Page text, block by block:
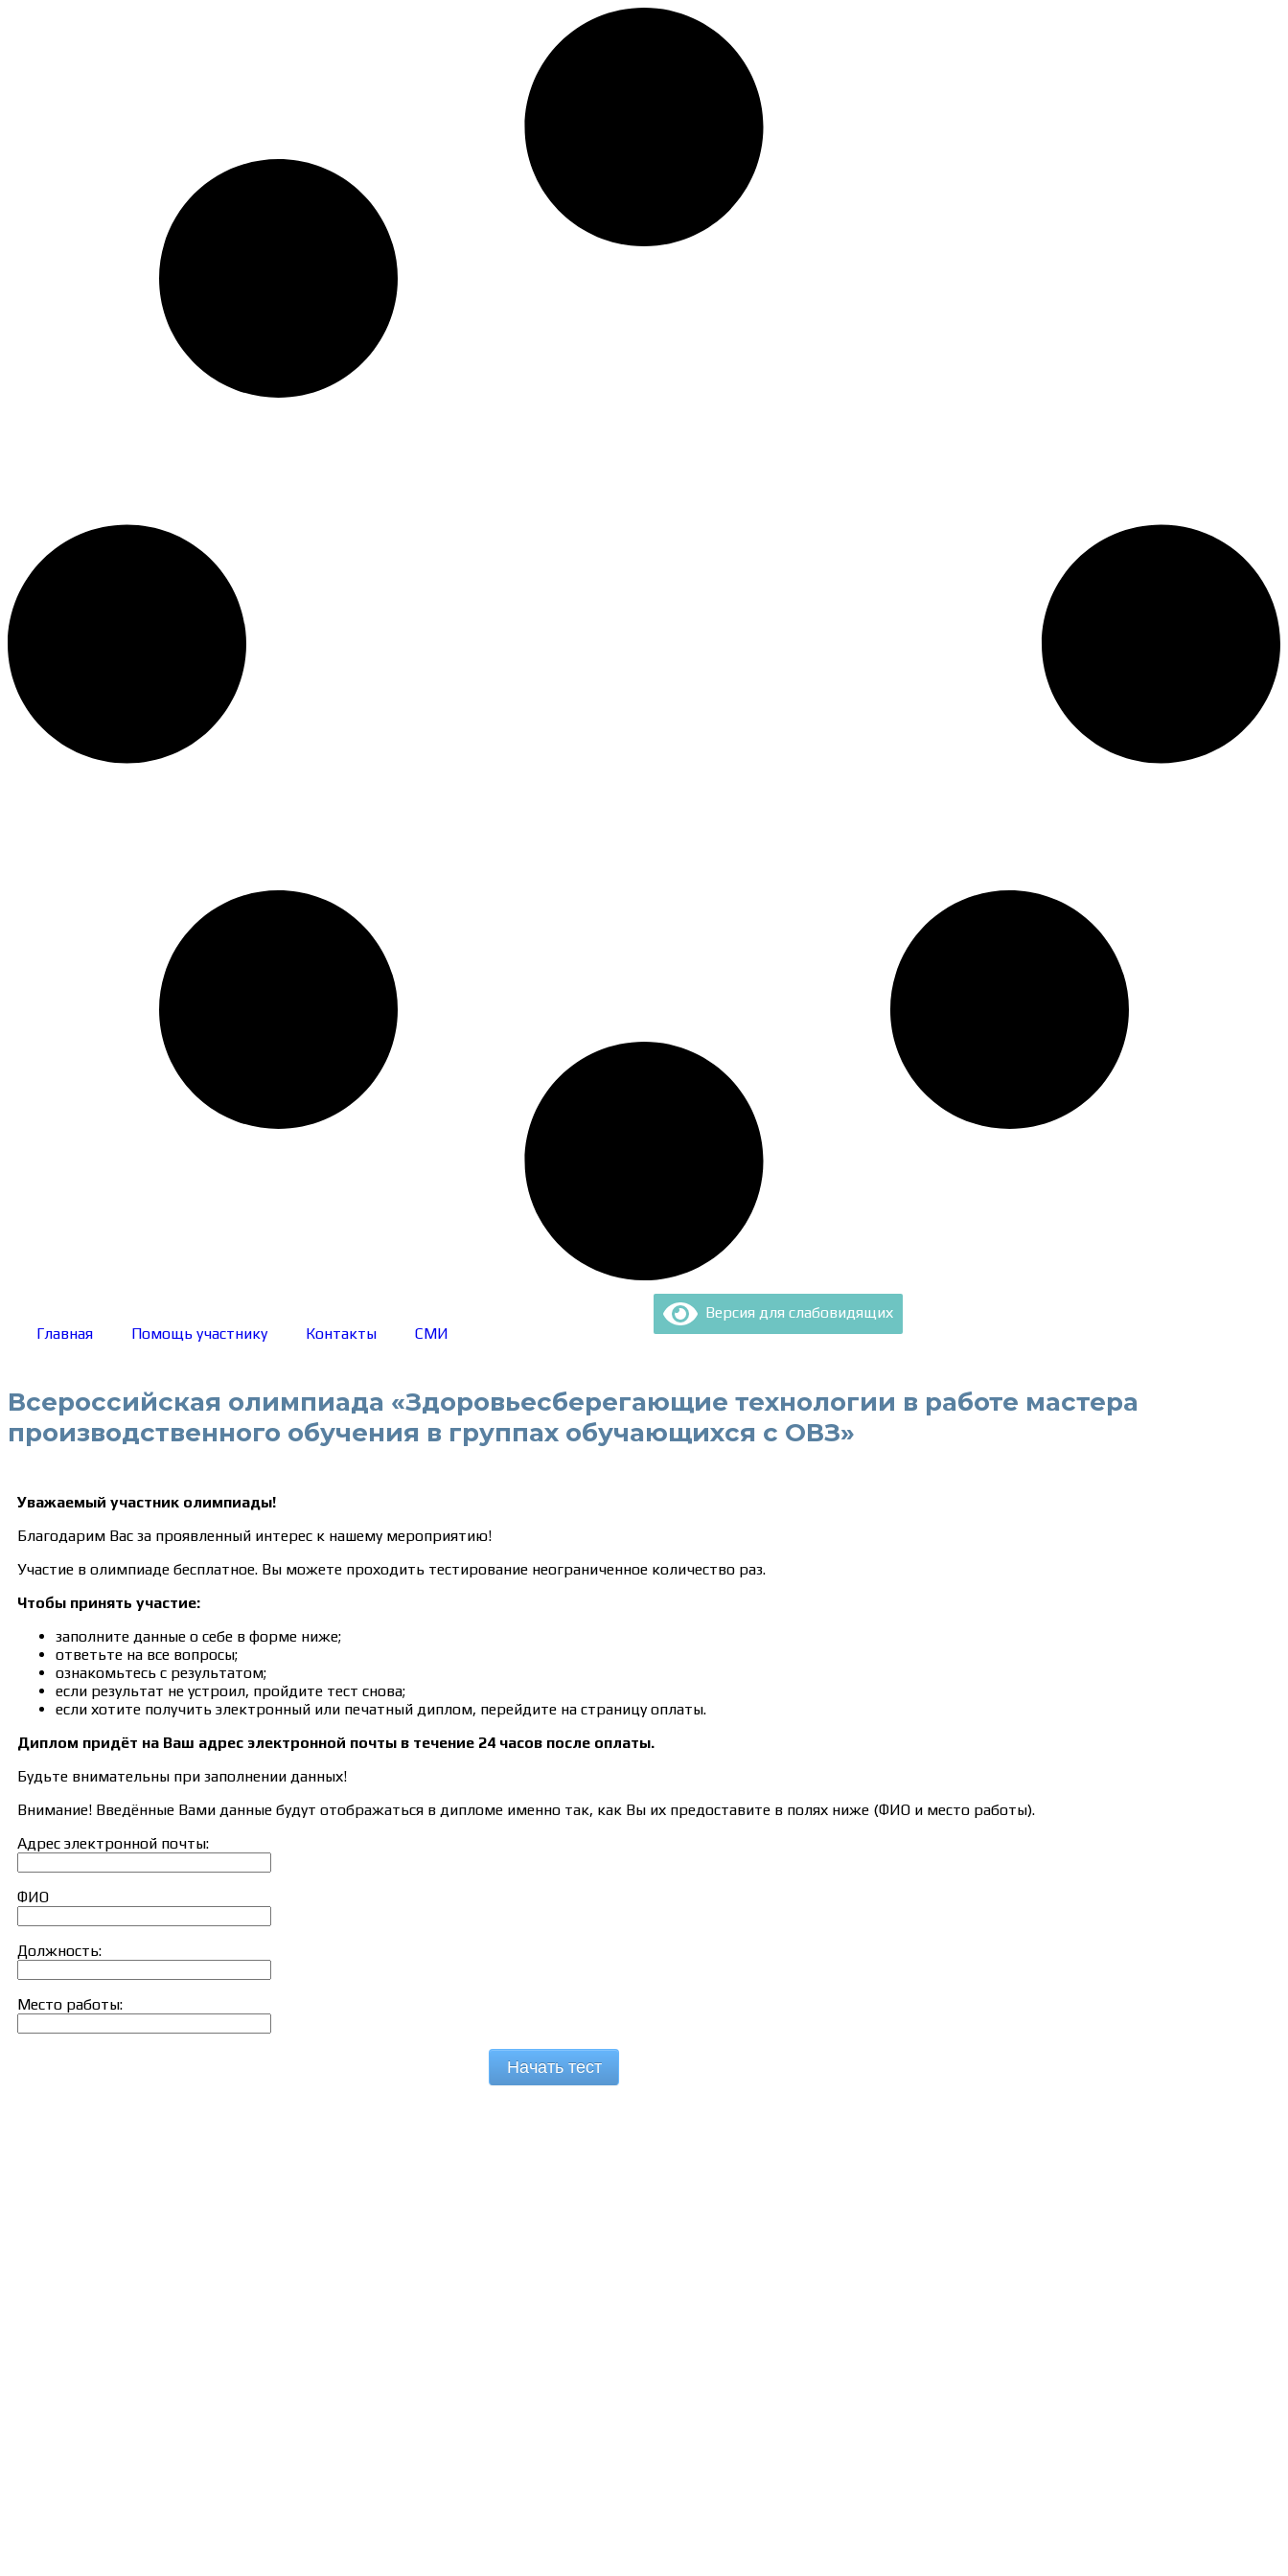
Главная Помощь участнику Контакты СМИ
Версия для слабовидящих
Всероссийская олимпиада «Здоровьесберегающие технологии в работе мастера
производственного обучения в группах обучающихся с ОВЗ»
Уважаемый участник олимпиады!
Благодарим Вас за проявленный интерес к нашему мероприятию!
Участие в олимпиаде бесплатное. Вы можете проходить тестирование неограниченное количество раз.
Чтобы принять участие:
заполните данные о себе в форме ниже;
ответьте на все вопросы;
ознакомьтесь с результатом;
если результат не устроил, пройдите тест снова;
если хотите получить электронный или печатный диплом, перейдите на страницу оплаты.
Диплом придёт на Ваш адрес электронной почты в течение 24 часов после оплаты.
Будьте внимательны при заполнении данных!
Внимание! Введённые Вами данные будут отображаться в дипломе именно так, как Вы их предоставите в полях ниже (ФИО и место работы).
Адрес электронной почты:
ФИО
Должность:
Место работы:
Начать тест